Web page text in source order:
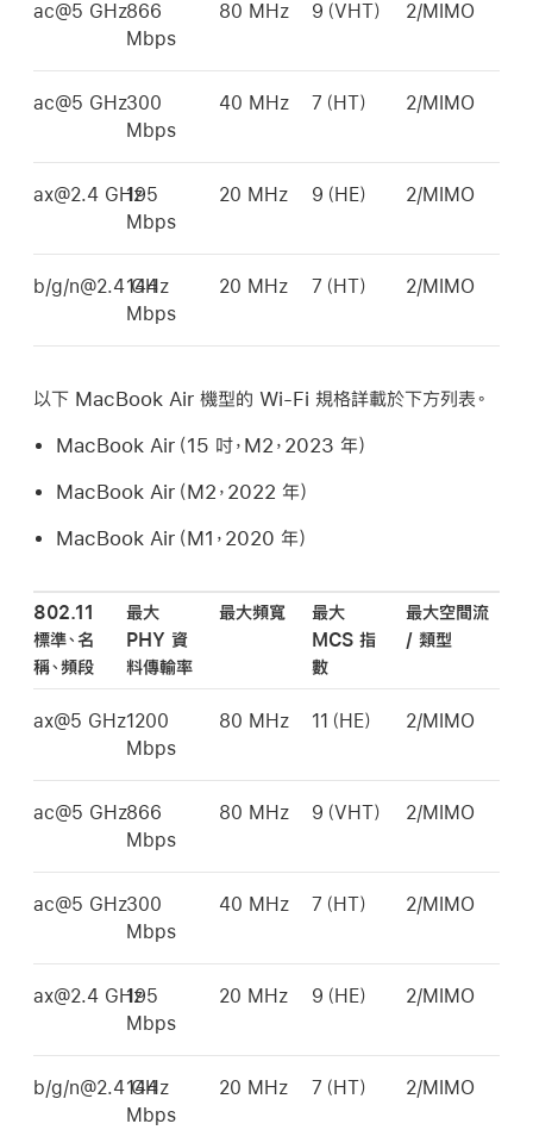
ac@5 GHz866
Mbps
80 MHz 9（VHT） 2/MIMO
ac@5 GHz300
Mbps
40 MHz 7（HT） 2/MIMO
ax@2.4 GHz195
Mbps
20 MHz 9（HE） 2/MIMO
b/g/n@2.4 GHz
144
Mbps
20 MHz 7（HT） 2/MIMO
以下 MacBook Air 機型的 Wi-Fi 規格詳載於下方列表。
MacBook Air（15 吋，M2，2023 年）
MacBook Air（M2，2022 年）
MacBook Air（M1，2020 年）
802.11
標準、名
稱、頻段
最大
PHY 資
料傳輸率
最大頻寬
最大
MCS 指
數
最大空間流
/ 類型
ax@5 GHz1200
Mbps
80 MHz 11（HE） 2/MIMO
ac@5 GHz866
Mbps
80 MHz 9（VHT） 2/MIMO
ac@5 GHz300
Mbps
40 MHz 7（HT） 2/MIMO
ax@2.4 GHz195
Mbps
20 MHz 9（HE） 2/MIMO
b/g/n@2.4 GHz
144
Mbps
20 MHz 7（HT） 2/MIMO